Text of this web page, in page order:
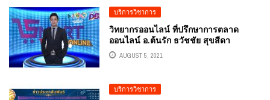
บริการวิชาการ
วิทยากรออนไลน์ ที่ปรึกษาการตลาด
ออนไลน์ อ.ต้นรัก ธวัชชัย สุขสีดา
บรรยาย “เทคนิคการโพสต์อย่างไรให้ปัง
ดังสู่โลกออนไลน์”
AUGUST 5, 2021
บริการวิชาการ